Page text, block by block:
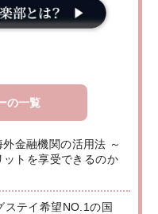
の一覧
金融機関の活用法 ～
ットを享受できるのか
テイ希望NO.1の国